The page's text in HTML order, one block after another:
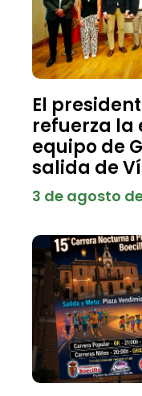
El
refuerza la
equipo de
salida de
3 de agosto